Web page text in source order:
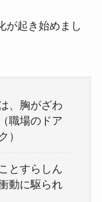
が起き始めまし
、胸がざわ
職場のドア
）
とすらしん
動に駆られ